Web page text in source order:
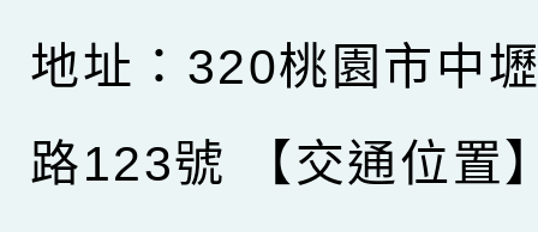
地址：320桃園市中
路123號
【交通位置